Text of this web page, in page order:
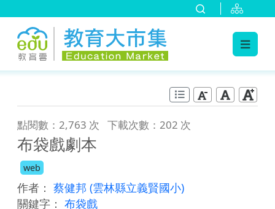
點閱數：2,763 次 下載次數：202 次
布袋戲劇本
web
作者： 蔡健邦 (雲林縣立義賢國小)
關鍵字： 布袋戲